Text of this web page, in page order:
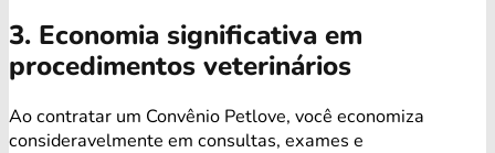
3. Economia significativa em
procedimentos veterinários
Ao contratar um Convênio Petlove, você economiza
consideravelmente em consultas, exames e